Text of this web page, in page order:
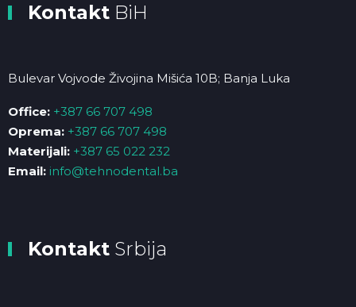
Kontakt BiH
Bulevar Vojvode Živojina Mišića 10B; Banja Luka
Office: +387 66 707 498
Oprema: +387 66 707 498
Materijali: +387 65 022 232
Email: info@tehnodental.ba
Kontakt Srbija